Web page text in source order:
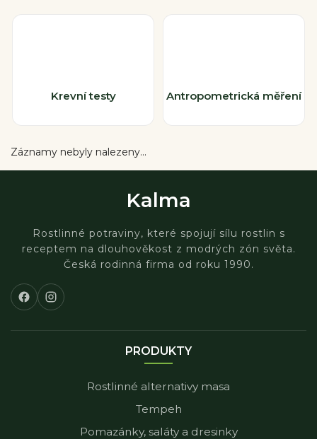
Krevní testy Antropometrická měření
Záznamy nebyly nalezeny...
Kalma
Rostlinné potraviny, které spojují sílu rostlin s
receptem na dlouhověkost z modrých zón světa.
Česká rodinná firma od roku 1990.
PRODUKTY
Rostlinné alternativy masa
Tempeh
Pomazánky, saláty a dresinky